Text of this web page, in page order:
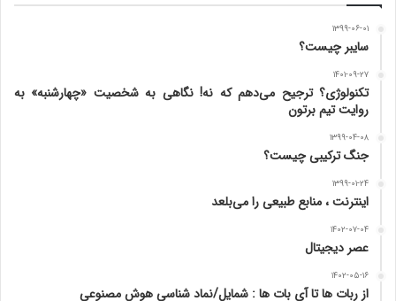
۱۳۹۹-۰۶-۰۱
سایبر چیست؟
۱۴۰۱-۰۹-۲۷
تکنولوژی؟ ترجیح می‌دهم که نه! نگاهی به شخصیت «چهارشنبه» به
روایت تیم برتون
۱۳۹۹-۰۴-۰۸
جنگ ترکیبی چیست؟
۱۳۹۹-۰۱-۲۴
اینترنت ، منابع طبیعی را می‌بلعد
۱۴۰۲-۰۷-۰۴
عصر دیجیتال
۱۴۰۲-۰۵-۱۶
از ربات ها تا آی بات ها : شمایل/نماد شناسی هوش مصنوعی